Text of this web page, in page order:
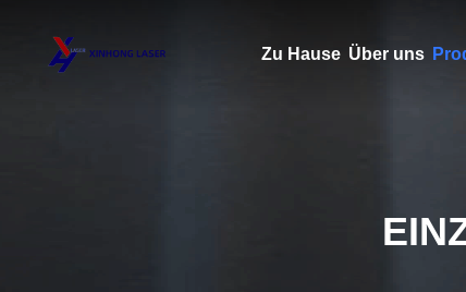
Zu Hause Über uns